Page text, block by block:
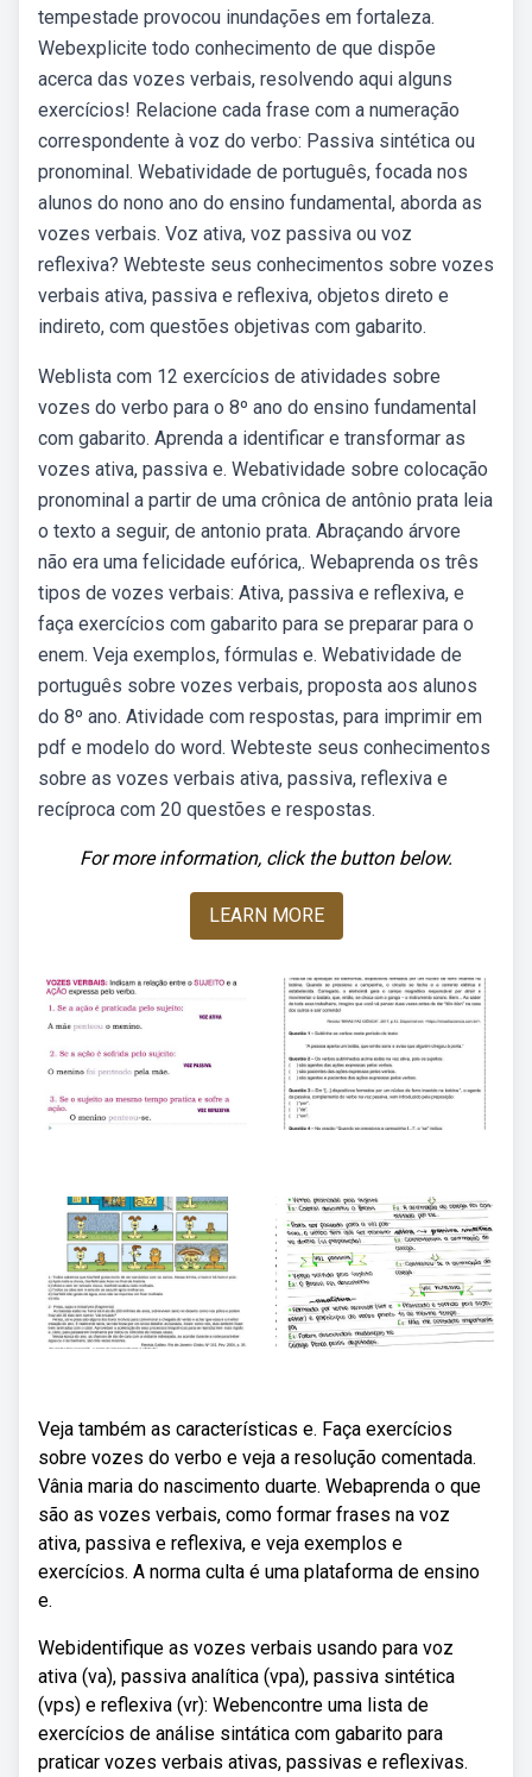
tempestade provocou inundações em fortaleza.
Webexplicite todo conhecimento de que dispõe
acerca das vozes verbais, resolvendo aqui alguns
exercícios! Relacione cada frase com a numeração
correspondente à voz do verbo: Passiva sintética ou
pronominal. Webatividade de português, focada nos
alunos do nono ano do ensino fundamental, aborda as
vozes verbais. Voz ativa, voz passiva ou voz
reflexiva? Webteste seus conhecimentos sobre vozes
verbais ativa, passiva e reflexiva, objetos direto e
indireto, com questões objetivas com gabarito.
Weblista com 12 exercícios de atividades sobre
vozes do verbo para o 8º ano do ensino fundamental
com gabarito. Aprenda a identificar e transformar as
vozes ativa, passiva e. Webatividade sobre colocação
pronominal a partir de uma crônica de antônio prata leia
o texto a seguir, de antonio prata. Abraçando árvore
não era uma felicidade eufórica,. Webaprenda os três
tipos de vozes verbais: Ativa, passiva e reflexiva, e
faça exercícios com gabarito para se preparar para o
enem. Veja exemplos, fórmulas e. Webatividade de
português sobre vozes verbais, proposta aos alunos
do 8º ano. Atividade com respostas, para imprimir em
pdf e modelo do word. Webteste seus conhecimentos
sobre as vozes verbais ativa, passiva, reflexiva e
recíproca com 20 questões e respostas.
For more information, click the button below.
LEARN MORE
Veja também as características e. Faça exercícios
sobre vozes do verbo e veja a resolução comentada.
Vânia maria do nascimento duarte. Webaprenda o que
são as vozes verbais, como formar frases na voz
ativa, passiva e reflexiva, e veja exemplos e
exercícios. A norma culta é uma plataforma de ensino
e.
Webidentifique as vozes verbais usando para voz
ativa (va), passiva analítica (vpa), passiva sintética
(vps) e reflexiva (vr): Webencontre uma lista de
exercícios de análise sintática com gabarito para
praticar vozes verbais ativas, passivas e reflexivas.